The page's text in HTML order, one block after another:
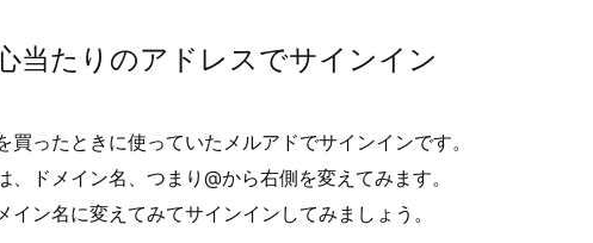
当たりのアドレスでサインイン
買ったときに使っていたメルアドでサインインです。
、ドメイン名、つまり@から右側を変えてみます。
イン名に変えてみてサインインしてみましょう。